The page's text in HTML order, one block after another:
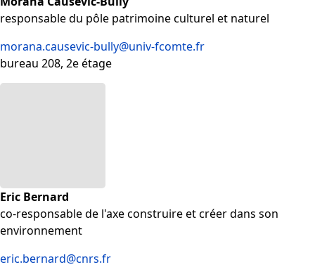
responsable du pôle patrimoine culturel et naturel
morana.causevic-bully@univ-fcomte.fr
bureau 208, 2e étage
Eric Bernard
co-responsable de l'axe construire et créer dans son
environnement
eric.bernard@cnrs.fr